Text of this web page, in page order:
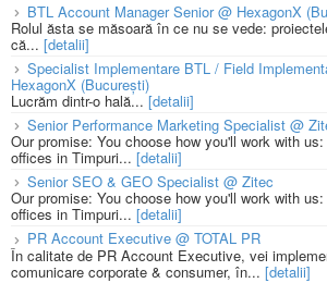
BTL Account Manager Senior @ HexagonX
Rolul ăsta se măsoară în ce nu se vede:
că... [detalii]
Specialist Implementare BTL / Field
HexagonX (București)
Lucrăm dintr-o hală... [detalii]
Senior Performance Marketing Specialist @
Our promise: You choose how you'll work with
offices in Timpuri... [detalii]
Senior SEO & GEO Specialist @ Zitec
Our promise: You choose how you'll work with
offices in Timpuri... [detalii]
PR Account Executive @ TOTAL PR
În calitate de PR Account Executive, vei
comunicare corporate & consumer, în... [detalii]